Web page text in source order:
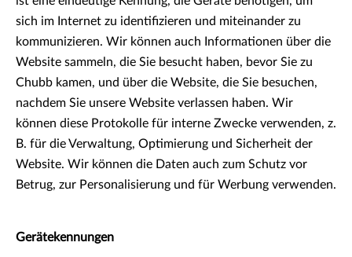
sich im Internet zu identifizieren und miteinander zu
kommunizieren. Wir können auch Informationen über die
Website sammeln, die Sie besucht haben, bevor Sie zu
Chubb kamen, und über die Website, die Sie besuchen,
nachdem Sie unsere Website verlassen haben. Wir
können diese Protokolle für interne Zwecke verwenden, z.
B. für die Verwaltung, Optimierung und Sicherheit der
Website. Wir können die Daten auch zum Schutz vor
Betrug, zur Personalisierung und für Werbung verwenden.
Gerätekennungen